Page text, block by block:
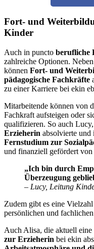
Fort- und
Kinder
Auch in puncto berufliche
zahlreiche Optionen.
können Fort- und
pädagogische Fachkräfte
zu einer Karriere bei ekin
Mitarbeitende können von
Fachkraft aufsteigen oder
qualifizieren. So auch
Erzieherin absolvierte und
Fernstudium zur
und finanziell gefördert von
„Ich bin durch
Überzeugung
– Lucy, Leitung
Zudem gibt es eine
persönlichen und
Auch Alisa, die aktuell eine
zur Erzieherin bei ekin